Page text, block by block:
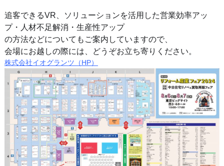
追客できるVR、ソリューションを活用した営業効率アッ
プ・人材不足解消・生産性アップ
の方法などについてもご案内していますので、
会場にお越しの際には、どうぞお立ち寄りください。
株式会社イオグランツ（HP）